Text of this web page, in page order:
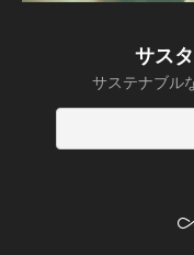
サス
サステナブル